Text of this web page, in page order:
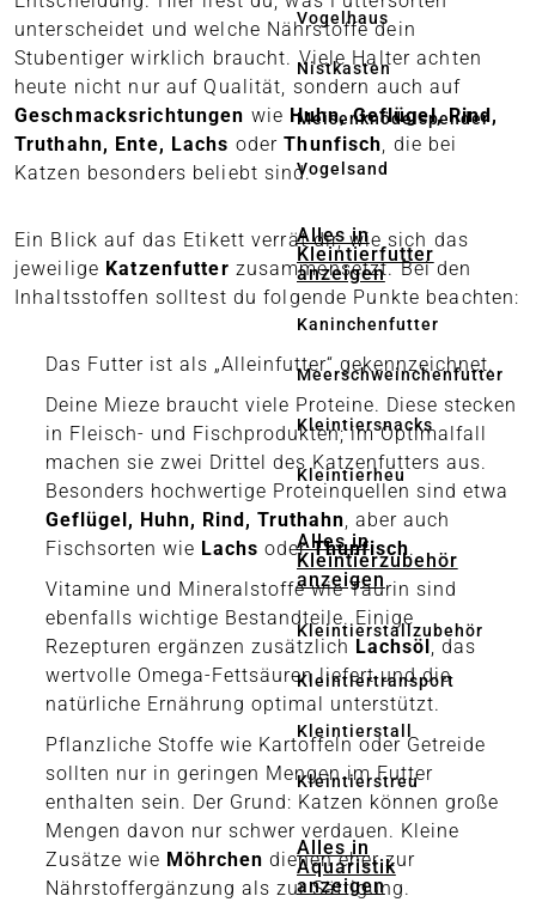
Vogelhaus
Nistkasten
Meisenknödelspender
Vogelsand
Alles in
Kleintierfutter
anzeigen
Kaninchenfutter
Meerschweinchenfutter
Kleintiersnacks
Kleintierheu
Alles in
Kleintierzubehör
anzeigen
Kleintierstallzubehör
Kleintiertransport
Kleintierstall
Kleintierstreu
Alles in
Aquaristik
anzeigen
unterscheidet und welche Nährstoffe dein
Stubentiger wirklich braucht. Viele Halter achten
heute nicht nur auf Qualität, sondern auch auf
Geschmacksrichtungen wie Huhn, Geflügel, Rind,
Truthahn, Ente, Lachs oderThunfisch, die bei
Katzen besonders beliebt sind.
Ein Blick auf das Etikett verrät dir, wie sich das
jeweilige Katzenfutter zusammensetzt. Bei den
Inhaltsstoffen solltest du folgende Punkte beachten:
Das Futter ist als „Alleinfutter“ gekennzeichnet.
Deine Mieze braucht viele Proteine. Diese stecken
in Fleisch- und Fischprodukten; im Optimalfall
machen sie zwei Drittel des Katzenfutters aus.
Besonders hochwertige Proteinquellen sind etwa
Geflügel, Huhn, Rind, Truthahn, aber auch
Fischsorten wie Lachs oderThunfisch.
Vitamine und Mineralstoffe wie Taurin sind
ebenfalls wichtige Bestandteile. Einige
Rezepturen ergänzen zusätzlich Lachsöl , das
wertvolle Omega-Fettsäuren liefert und die
natürliche Ernährung optimal unterstützt.
Pflanzliche Stoffe wie Kartoffeln oder Getreide
sollten nur in geringen Mengen im Futter
enthalten sein. Der Grund: Katzen können große
Mengen davon nur schwer verdauen. Kleine
Zusätze wie Möhrchen dienen eher zur
Nährstoffergänzung als zur Sättigung.